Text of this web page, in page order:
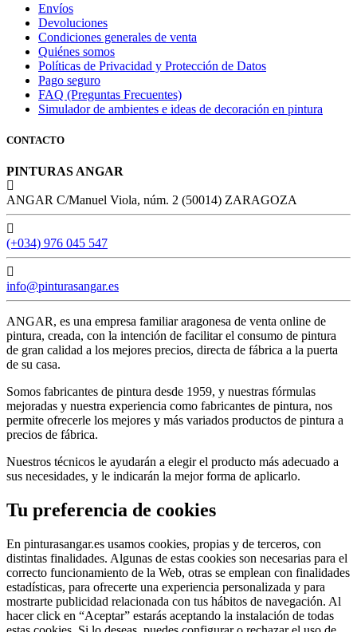
Envíos
Devoluciones
Condiciones generales de venta
Quiénes somos
Políticas de Privacidad y Protección de Datos
Pago seguro
FAQ (Preguntas Frecuentes)
Simulador de ambientes e ideas de decoración en pintura
CONTACTO
PINTURAS ANGAR
ANGAR C/Manuel Viola, núm. 2 (50014) ZARAGOZA
(+034) 976 045 547
info@pinturasangar.es
ANGAR, es una empresa familiar aragonesa de venta online de
pintura, creada, con la intención de facilitar el consumo de pintura
de gran calidad a los mejores precios, directa de fábrica a la puerta
de su casa.
Somos fabricantes de pintura desde 1959, y nuestras fórmulas
mejoradas y nuestra experiencia como fabricantes de pintura, nos
permite ofrecerle los mejores y más variados productos de pintura a
precios de fábrica.
Nuestros técnicos le ayudarán a elegir el producto más adecuado a
sus necesidades, y le indicarán la mejor forma de aplicarlo.
Tu preferencia de cookies
En pinturasangar.es usamos cookies, propias y de terceros, con
distintas finalidades. Algunas de estas cookies son necesarias para el
correcto funcionamiento de la Web, otras se emplean con finalidades
estadísticas, para ofrecerte una experiencia personalizada y para
mostrarte publicidad relacionada con tus hábitos de navegación. Al
hacer click en “Aceptar” estarás aceptando la instalación de todas